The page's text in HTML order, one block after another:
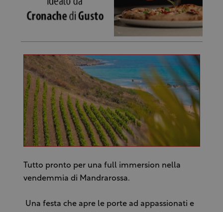
Tutto pronto per una full immersion nella
vendemmia di Mandrarossa.
Una festa che apre le porte ad appassionati e